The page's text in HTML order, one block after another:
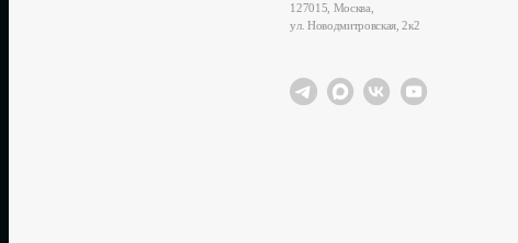
127015, Москва,
ул. Новодмитровская, 2к2